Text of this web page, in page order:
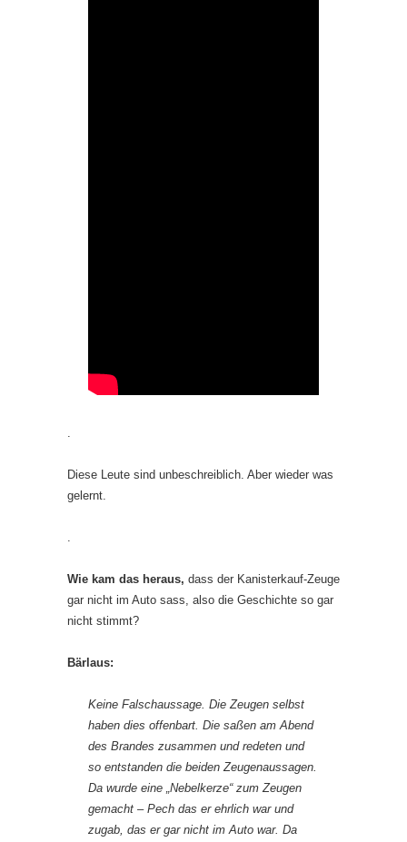
.
Diese Leute sind unbeschreiblich. Aber wieder was
gelernt.
.
Wie kam das heraus, dass der Kanisterkauf-Zeuge
gar nicht im Auto sass, also die Geschichte so gar
nicht stimmt?
Bärlaus:
Keine Falschaussage. Die Zeugen selbst
haben dies offenbart. Die saßen am Abend
des Brandes zusammen und redeten und
so entstanden die beiden Zeugenaussagen.
Da wurde eine „Nebelkerze“ zum Zeugen
gemacht – Pech das er ehrlich war und
zugab, das er gar nicht im Auto war. Da